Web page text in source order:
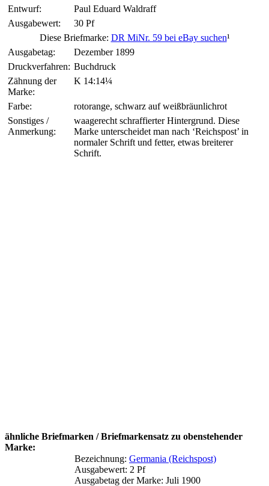
Entwurf:
Paul Eduard Waldraff
Ausgabewert:
30 Pf
Diese Briefmarke: DR MiNr. 59 bei eBay suchen¹
Ausgabetag:
Dezember 1899
Druckverfahren: Buchdruck
Zähnung der
Marke:
K 14:14¼
Farbe:
rotorange, schwarz auf weißbräunlichrot
Sonstiges /
Anmerkung:
waagerecht schraffierter Hintergrund. Diese
Marke unterscheidet man nach ‘Reichspost’ in
normaler Schrift und fetter, etwas breiterer
Schrift.
ähnliche Briefmarken / Briefmarkensatz zu obenstehender
Marke:
Bezeichnung: Germania (Reichspost)
Ausgabewert: 2 Pf
Ausgabetag der Marke: Juli 1900